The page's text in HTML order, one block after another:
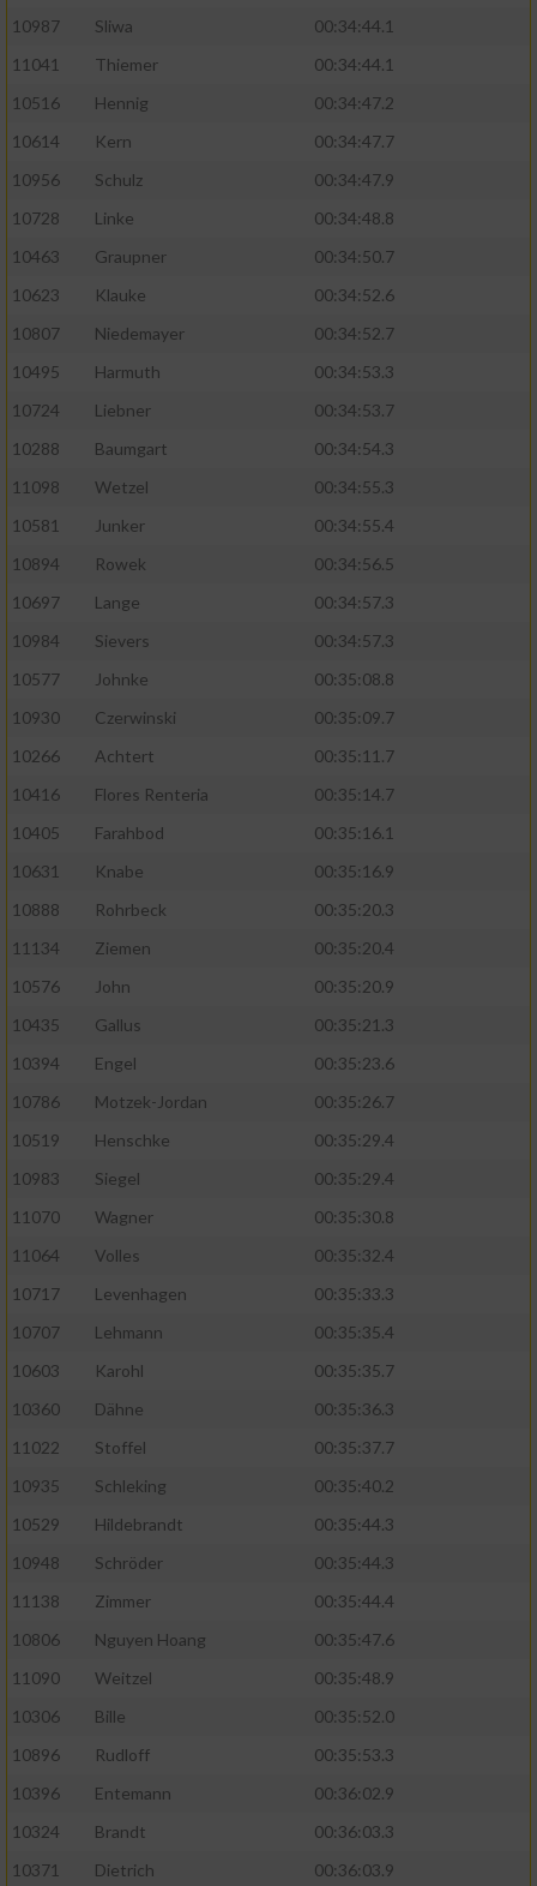
10987 Sliwa
00:34:44.1
11041
Thiemer
00:34:44.1
10516
Hennig
00:34:47.2
10614
Kern
00:34:47.7
10956
Schulz
00:34:47.9
10728
Linke
00:34:48.8
10463
Graupner
00:34:50.7
10623
Klauke
00:34:52.6
10807
Niedemayer
00:34:52.7
10495
Harmuth
00:34:53.3
10724
Liebner
00:34:53.7
10288
Baumgart
00:34:54.3
11098
Wetzel
00:34:55.3
10581
Junker
00:34:55.4
10894
Rowek
00:34:56.5
10697
Lange
00:34:57.3
10984
Sievers
00:34:57.3
10577
Johnke
00:35:08.8
10930
Czerwinski
00:35:09.7
10266
Achtert
00:35:11.7
10416
Flores Renteria
00:35:14.7
10405
Farahbod
00:35:16.1
10631
Knabe
00:35:16.9
10888
Rohrbeck
00:35:20.3
11134
Ziemen
00:35:20.4
10576
John
00:35:20.9
10435
Gallus
00:35:21.3
10394
Engel
00:35:23.6
10786
Motzek-Jordan
00:35:26.7
10519
Henschke
00:35:29.4
10983
Siegel
00:35:29.4
11070
Wagner
00:35:30.8
11064
Volles
00:35:32.4
10717
Levenhagen
00:35:33.3
10707
Lehmann
00:35:35.4
10603
Karohl
00:35:35.7
10360
Dähne
00:35:36.3
11022
Stoffel
00:35:37.7
10935
Schleking
00:35:40.2
10529
Hildebrandt
00:35:44.3
10948
Schröder
00:35:44.3
11138
Zimmer
00:35:44.4
10806
Nguyen Hoang
00:35:47.6
11090
Weitzel
00:35:48.9
10306
Bille
00:35:52.0
10896
Rudloff
00:35:53.3
10396
Entemann
00:36:02.9
10324
Brandt
00:36:03.3
10371
Dietrich
00:36:03.9